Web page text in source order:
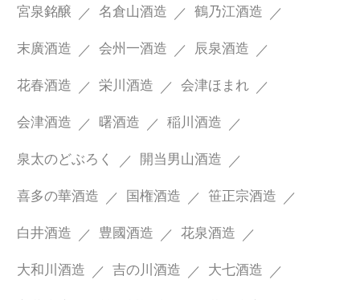
宮泉銘醸 名倉山酒造 鶴乃江酒造
末廣酒造 会州一酒造 辰泉酒造
花春酒造 栄川酒造 会津ほまれ
会津酒造 曙酒造 稲川酒造
泉太のどぶろく 開当男山酒造
喜多の華酒造 国権酒造 笹正宗酒造
白井酒造 豊國酒造 花泉酒造
大和川酒造 吉の川酒造 大七酒造